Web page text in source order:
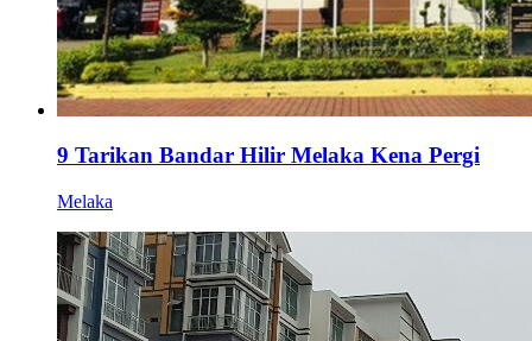
9 Tarikan Bandar Hilir Melaka Kena Pergi
Melaka